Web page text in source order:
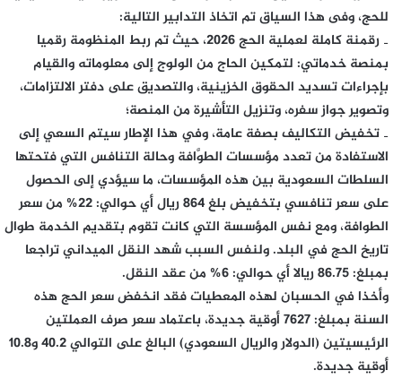
للحج، وفى هذا السياق تم اتخاذ التدابير التالية:
‐ رقمنة كاملة لعملية الحج 2026، حيث تم ربط المنظومة رقميا
بمنصة خدماتي: لتمكين الحاج من الولوج إلى معلوماته والقيام
بإجراءات تسديد الحقوق الخزينية، والتصديق على دفتر الالتزامات،
وتصوير جواز سفره، وتنزيل التأشيرة من المنصة؛
‐ تخفيض التكاليف بصفة عامة، وفي هذا الإطار سيتم السعي إلى
الاستفادة من تعدد مؤسسات الطوَّافة وحالة التنافس التي فتحتها
السلطات السعودية بين هذه المؤسسات، ما سيؤدي إلى الحصول
على سعر تنافسي بتخفيض بلغ 864 ريال أي حوالي: 22% من سعر
الطوافة، ومع نفس المؤسسة التي كانت تقوم بتقديم الخدمة طوال
تاريخ الحج في البلد. ولنفس السبب شهد النقل الميداني تراجعا
بمبلغ: 86.75 ريالا أي حوالي: 6% من عقد النقل.
وأخذا في الحسبان لهذه المعطيات فقد انخفض سعر الحج هذه
السنة بمبلغ: 7627 أوقية جديدة، باعتماد سعر صرف العملتين
الرئيسيتين (الدولار والريال السعودي) البالغ على التوالي 40.2 و10.8
أوقية جديدة.